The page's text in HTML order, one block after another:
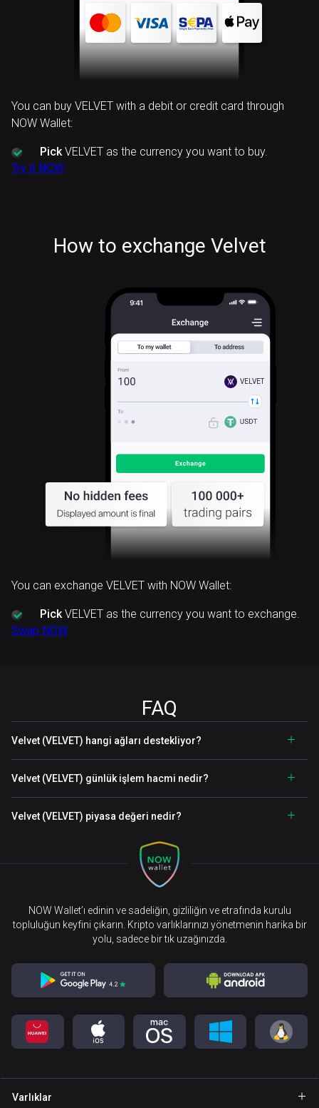
You can buy VELVET with a debit or credit card through
NOW Wallet:
PickVELVET as the currency you want to buy.
Try it NOW
How to exchange Velvet
VELVET
You can exchange VELVET with NOW Wallet:
PickVELVET as the currency you want to exchange.
Swap NOW
FAQ
Velvet (VELVET) hangi ağları destekliyor?
Velvet (VELVET) günlük işlem hacmi nedir?
Velvet (VELVET) piyasa değeri nedir?
NOW Wallet’ı edinin ve sadeliğin, gizliliğin ve etrafında kurulu
topluluğun keyfini çıkarın. Kripto varlıklarınızı yönetmenin harika bir
yolu, sadece bir tık uzağınızda.
Varlıklar